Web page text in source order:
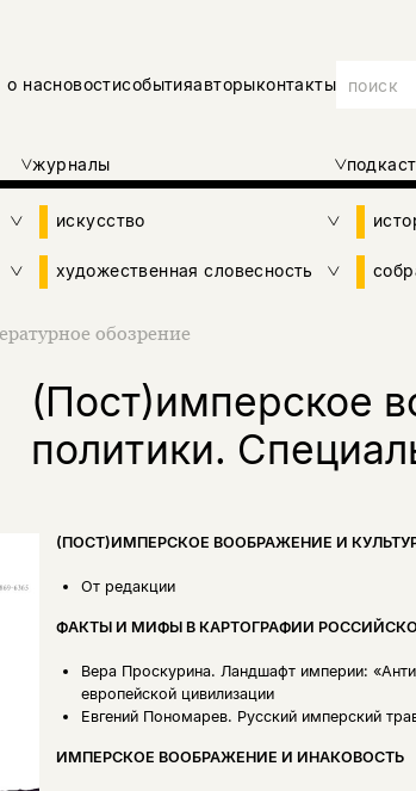
о насновостисобытияавторыконтакты
журналы
искусство
художественная словесность
обозрение
(Пост)имперское
политики.
(ПОСТ)ИМПЕРСКОЕ ВООБРАЖЕНИЕ И
От редакции
ФАКТЫ И МИФЫ В КАРТОГРАФИИ
Вера Проскурина. Ландшафт империи:
европейской цивилизации
Евгений Пономарев. Русский имперский
ИМПЕРСКОЕ ВООБРАЖЕНИЕ И ИНАКОВОСТЬ